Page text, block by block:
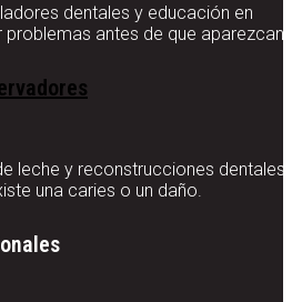
dentales y educación en
antes de que aparezcan.
leche y reconstrucciones dentales
una caries o un daño.